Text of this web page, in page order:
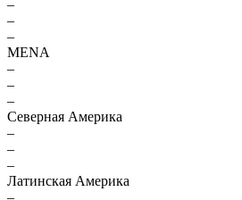
–
–
–
MENA
–
–
–
Северная Америка
–
–
–
Латинская Америка